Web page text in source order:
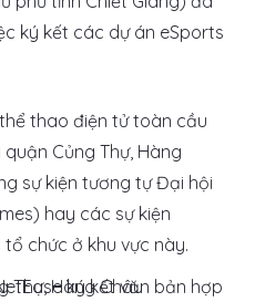
ký kết các dự án eSports
thao điện tử toàn cầu
Củng Thự, Hàng
sự kiện tương tự Đại hội
hay các sự kiện
chức ở khu vực này.